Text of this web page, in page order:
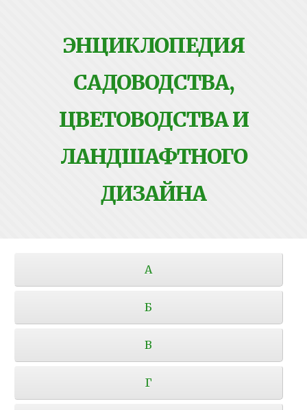
ЭНЦИКЛОПЕДИЯ
САДОВОДСТВА,
ЦВЕТОВОДСТВА И
ЛАНДШАФТНОГО
ДИЗАЙНА
А
Б
В
Г